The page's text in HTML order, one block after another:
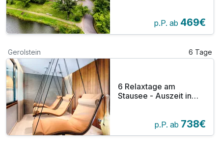
p.P. ab 469€
Gerolstein 6 Tage
6 Relaxtage am
Stausee - Auszeit in
p.P. ab 738€